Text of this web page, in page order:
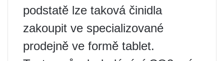
podstatě lze taková činidla
zakoupit ve specializované
prodejně ve formě tablet.